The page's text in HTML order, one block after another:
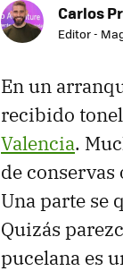
Carlos
Editor -
En un
recibido
Valencia.
de conservas
Una parte se
Quizás
pucelana es